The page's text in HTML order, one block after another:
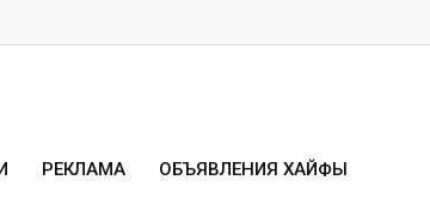
РЕКЛАМА ОБЪЯВЛЕНИЯ ХАЙФЫ